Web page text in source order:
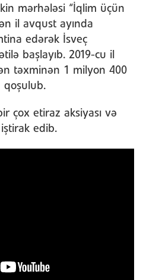
mərhələsi “İqlim üçün
il avqust ayında
edərək İsveç
başlayıb. 2019-cu il
təxminən 1 milyon 400
qoşulub.
çox etiraz aksiyası və
edib.